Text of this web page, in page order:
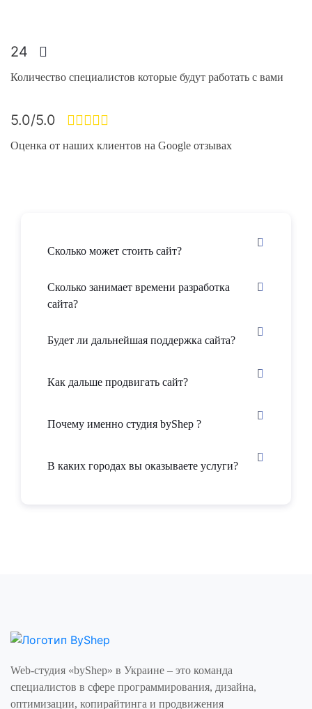
24
Количество специалистов которые будут работать с вами
5.0/5.0
Оценка от наших клиентов на Google отзывах
Сколько может стоить сайт?
Сколько занимает времени разработка
сайта?
Будет ли дальнейшая поддержка сайта?
Как дальше продвигать сайт?
Почему именно студия byShep ?
В каких городах вы оказываете услуги?
Web-студия «byShep» в Украине – это команда
специалистов в сфере программирования, дизайна,
оптимизации, копирайтинга и продвижения